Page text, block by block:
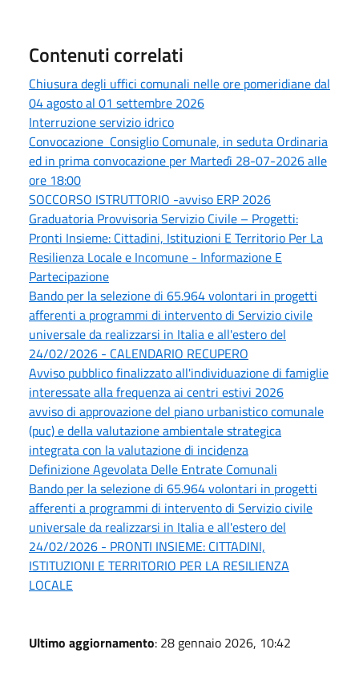
Contenuti correlati
Chiusura degli uffici comunali nelle ore pomeridiane dal
04 agosto al 01 settembre 2026
Interruzione servizio idrico
Convocazione Consiglio Comunale, in seduta Ordinaria
ed in prima convocazione per Martedì 28-07-2026 alle
ore 18:00
SOCCORSO ISTRUTTORIO -avviso ERP 2026
Graduatoria Provvisoria Servizio Civile – Progetti:
Pronti Insieme: Cittadini, Istituzioni E Territorio Per La
Resilienza Locale e Incomune - Informazione E
Partecipazione
Bando per la selezione di 65.964 volontari in progetti
afferenti a programmi di intervento di Servizio civile
universale da realizzarsi in Italia e all'estero del
24/02/2026 - CALENDARIO RECUPERO
Avviso pubblico finalizzato all'individuazione di famiglie
interessate alla frequenza ai centri estivi 2026
avviso di approvazione del piano urbanistico comunale
(puc) e della valutazione ambientale strategica
integrata con la valutazione di incidenza
Definizione Agevolata Delle Entrate Comunali
Bando per la selezione di 65.964 volontari in progetti
afferenti a programmi di intervento di Servizio civile
universale da realizzarsi in Italia e all'estero del
24/02/2026 - PRONTI INSIEME: CITTADINI,
ISTITUZIONI E TERRITORIO PER LA RESILIENZA
LOCALE
Ultimo aggiornamento: 28 gennaio 2026, 10:42